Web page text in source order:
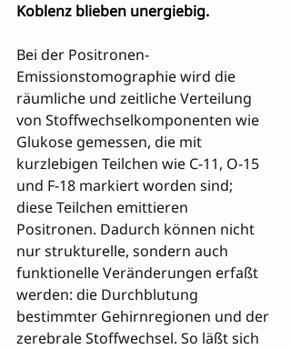
Koblenz blieben unergiebig.
Bei der Positronen-
Emissionstomographie wird die
räumliche und zeitliche Verteilung
von Stoffwechselkomponenten wie
Glukose gemessen, die mit
kurzlebigen Teilchen wie C-11, O-15
und F-18 markiert worden sind;
diese Teilchen emittieren
Positronen. Dadurch können nicht
nur strukturelle, sondern auch
funktionelle Veränderungen erfaßt
werden: die Durchblutung
bestimmter Gehirnregionen und der
zerebrale Stoffwechsel. So läßt sich